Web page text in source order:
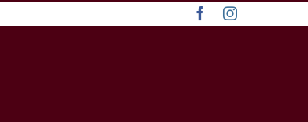
FacebookInstagram